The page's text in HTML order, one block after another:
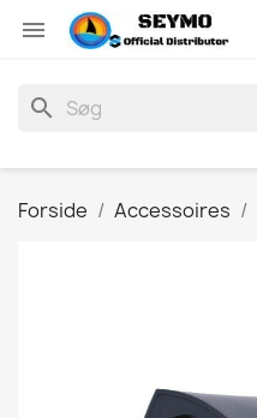

search
Forside Accessoires